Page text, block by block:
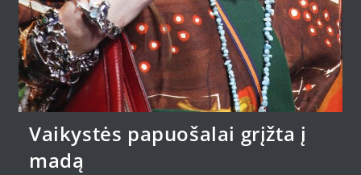
Vaikystės papuošalai grįžta į
madą